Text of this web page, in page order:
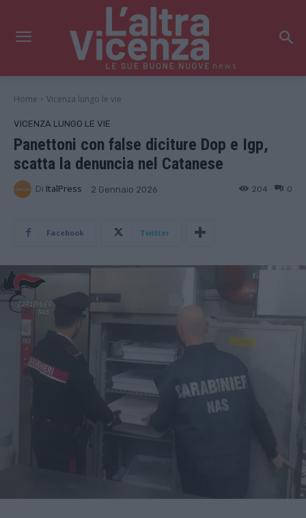
news
Home Vicenza lungo le vie
VICENZA LUNGO LE VIE
Panettoni con false diciture Dop e Igp,
scatta la denuncia nel Catanese
Di ItalPress 2 Gennaio 2026 0
204
Facebook Twitter